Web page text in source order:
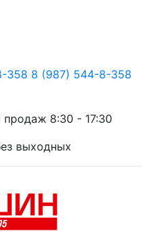
358 8 (987) 544-8-358
продаж 8:30 - 17:30
выходных